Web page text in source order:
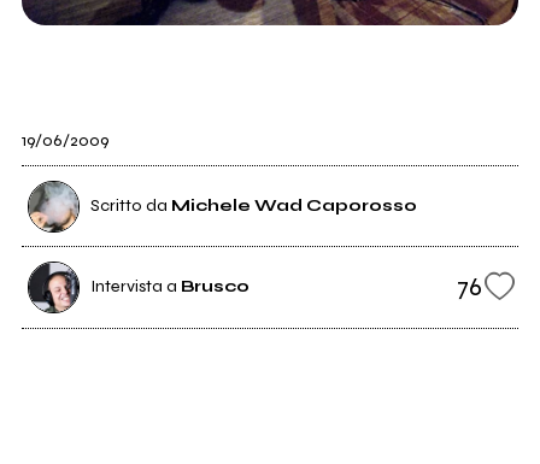
19/06/2009
Scritto da Michele Wad Caporosso
Intervista a Brusco 76